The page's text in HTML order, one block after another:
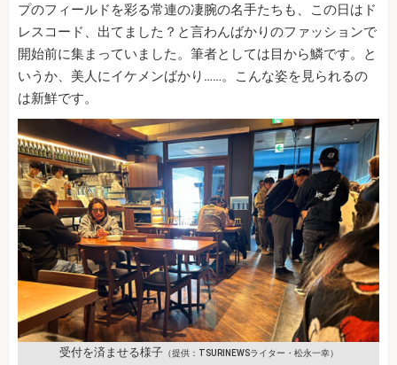
プのフィールドを彩る常連の凄腕の名手たちも、この日はド
レスコード、出てました？と言わんばかりのファッションで
開始前に集まっていました。筆者としては目から鱗です。と
いうか、美人にイケメンばかり……。こんな姿を見られるの
は新鮮です。
受付を済ませる様子（提供：TSURINEWSライター・松永一幸）